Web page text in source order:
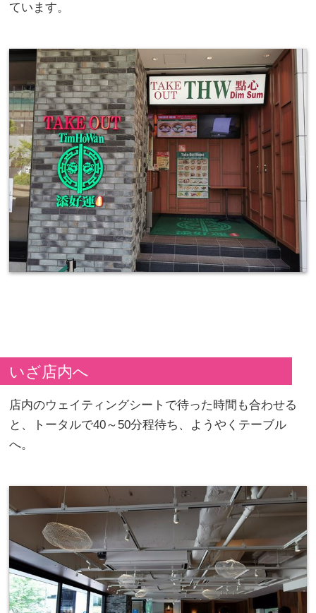
ています。
いざ店内へ
店内のウェイティングシートで待った時間も合わせる
と、トータルで40～50分程待ち、ようやくテーブル
へ。